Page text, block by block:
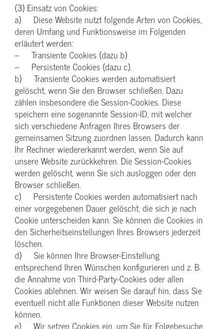
(3) Einsatz von Cookies:
a) Diese Website nutzt folgende Arten von Cookies,
deren Umfang und Funktionsweise im Folgenden
erläutert werden:
– Transiente Cookies (dazu b)
– Persistente Cookies (dazu c).
b) Transiente Cookies werden automatisiert
gelöscht, wenn Sie den Browser schließen. Dazu
zählen insbesondere die Session-Cookies. Diese
speichern eine sogenannte Session-ID, mit welcher
sich verschiedene Anfragen Ihres Browsers der
gemeinsamen Sitzung zuordnen lassen. Dadurch kann
Ihr Rechner wiedererkannt werden, wenn Sie auf
unsere Website zurückkehren. Die Session-Cookies
werden gelöscht, wenn Sie sich ausloggen oder den
Browser schließen.
c) Persistente Cookies werden automatisiert nach
einer vorgegebenen Dauer gelöscht, die sich je nach
Cookie unterscheiden kann. Sie können die Cookies in
den Sicherheitseinstellungen Ihres Browsers jederzeit
löschen.
d) Sie können Ihre Browser-Einstellung
entsprechend Ihren Wünschen konfigurieren und z. B.
die Annahme von Third-Party-Cookies oder allen
Cookies ablehnen. Wir weisen Sie darauf hin, dass Sie
eventuell nicht alle Funktionen dieser Website nutzen
können.
e) Wir setzen Cookies ein, um Sie für Folgebesuche